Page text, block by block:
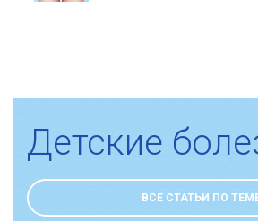
Детские
ВСЕ СТАТЬИ ПО